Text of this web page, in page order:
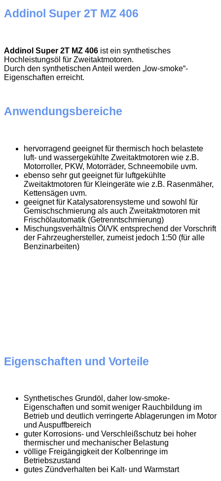
Addinol Super 2T MZ 406
Addinol Super 2T MZ 406 ist ein synthetisches
Hochleistungsöl für Zweitaktmotoren.
Durch den synthetischen Anteil werden „low-smoke“-
Eigenschaften erreicht.
Anwendungsbereiche
hervorragend geeignet für thermisch hoch belastete
luft- und wassergekühlte Zweitaktmotoren wie z.B.
Motorroller, PKW, Motorräder, Schneemobile uvm.
ebenso sehr gut geeignet für luftgekühlte
Zweitaktmotoren für Kleingeräte wie z.B. Rasenmäher,
Kettensägen uvm.
geeignet für Katalysatorensysteme und sowohl für
Gemischschmierung als auch Zweitaktmotoren mit
Frischölautomatik (Getrenntschmierung)
Mischungsverhältnis Öl/VK entsprechend der Vorschrift
der Fahrzeughersteller, zumeist jedoch 1:50 (für alle
Benzinarbeiten)
Eigenschaften und Vorteile
Synthetisches Grundöl, daher low-smoke-
Eigenschaften und somit weniger Rauchbildung im
Betrieb und deutlich verringerte Ablagerungen im Motor
und Auspuffbereich
guter Korrosions- und Verschleißschutz bei hoher
thermischer und mechanischer Belastung
völlige Freigängigkeit der Kolbenringe im
Betriebszustand
gutes Zündverhalten bei Kalt- und Warmstart